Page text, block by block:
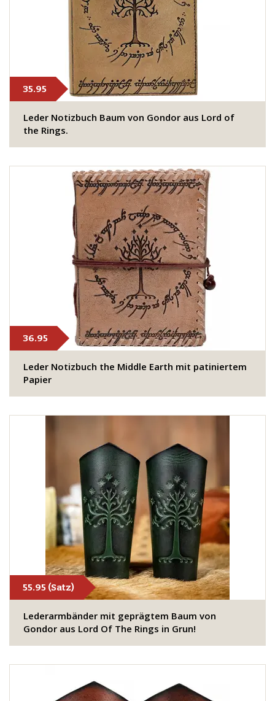
35.95
​Leder Notizbuch Baum von Gondor aus Lord of
the Rings.
36.95
Leder Notizbuch the Middle Earth mit patiniertem
Papier
55.95 (Satz)
​Lederarmbänder mit geprägtem Baum von
Gondor aus Lord Of The Rings in Grun!